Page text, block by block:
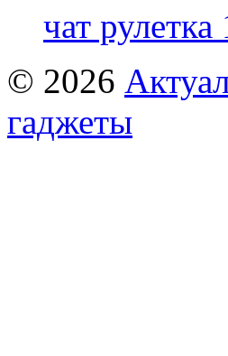
чат рулетка
© 2026
гаджеты